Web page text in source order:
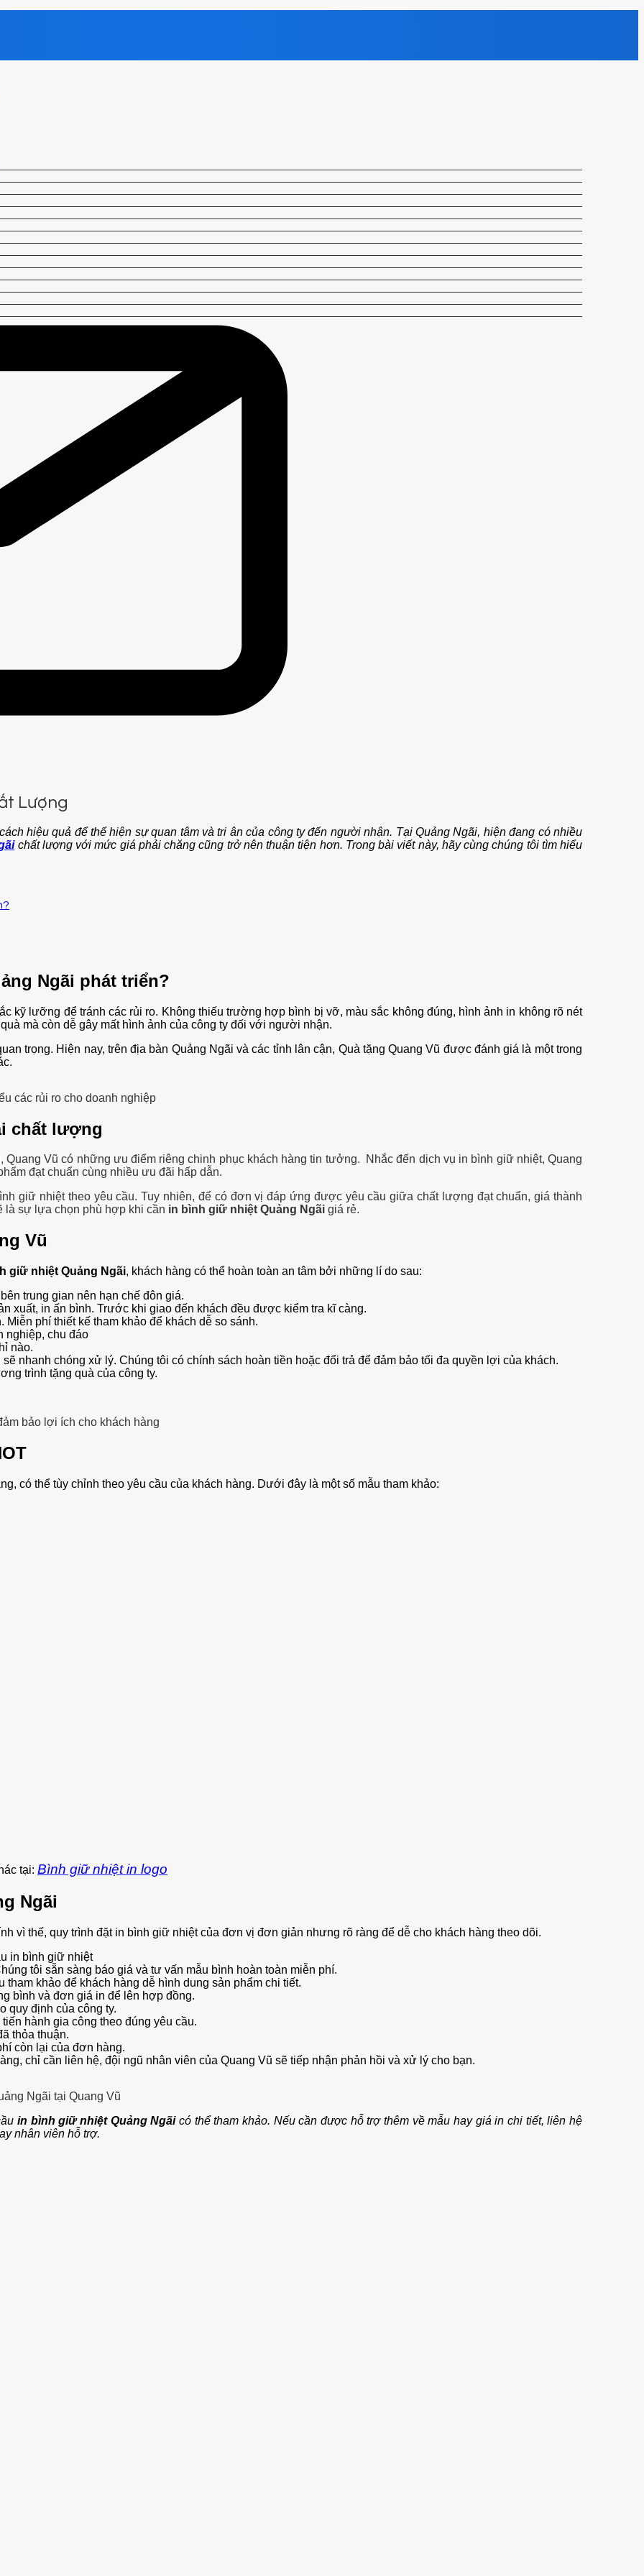
Lượng
hiệu quả để thể hiện sự quan tâm và tri ân của công ty đến người nhận. Tại Quảng Ngãi, hiện đang có nhiều
chất lượng với mức giá phải chăng cũng trở nên thuận tiện hơn. Trong bài viết này, hãy cùng chúng tôi tìm hiểu
Ngãi phát triển?
kỹ lưỡng để tránh các rủi ro. Không thiếu trường hợp bình bị vỡ, màu sắc không đúng, hình ảnh in không rõ nét
mà còn dễ gây mất hình ảnh của công ty đối với người nhận.
trọng. Hiện nay, trên địa bàn Quảng Ngãi và các tỉnh lân cận, Quà tặng Quang Vũ được đánh giá là một trong
các rủi ro cho doanh nghiệp
chất lượng
Vũ có những ưu điểm riêng chinh phục khách hàng tin tưởng. Nhắc đến dịch vụ in bình giữ nhiệt, Quang
đạt chuẩn cùng nhiều ưu đãi hấp dẫn.
giữ nhiệt theo yêu cầu. Tuy nhiên, để có đơn vị đáp ứng được yêu cầu giữa chất lượng đạt chuẩn, giá thành
là sự lựa chọn phù hợp khi cần in bình giữ nhiệt Quảng Ngãi giá rẻ.
Vũ
giữ nhiệt Quảng Ngãi, khách hàng có thể hoàn toàn an tâm bởi những lí do sau:
trung gian nên hạn chế đôn giá.
xuất, in ấn bình. Trước khi giao đến khách đều được kiểm tra kĩ càng.
phí thiết kế tham khảo để khách dễ so sánh.
nghiệp, chu đáo
nào.
nhanh chóng xử lý. Chúng tôi có chính sách hoàn tiền hoặc đổi trả để đảm bảo tối đa quyền lợi của khách.
trình tặng quà của công ty.
bảo lợi ích cho khách hàng
có thể tùy chỉnh theo yêu cầu của khách hàng. Dưới đây là một số mẫu tham khảo:
tại: Bình giữ nhiệt in logo
Ngãi
vì thế, quy trình đặt in bình giữ nhiệt của đơn vị đơn giản nhưng rõ ràng để dễ cho khách hàng theo dõi.
in bình giữ nhiệt
tôi sẵn sàng báo giá và tư vấn mẫu bình hoàn toàn miễn phí.
khảo để khách hàng dễ hình dung sản phẩm chi tiết.
bình và đơn giá in để lên hợp đồng.
quy định của công ty.
hành gia công theo đúng yêu cầu.
thỏa thuận.
còn lại của đơn hàng.
chỉ cần liên hệ, đội ngũ nhân viên của Quang Vũ sẽ tiếp nhận phản hồi và xử lý cho bạn.
Ngãi tại Quang Vũ
in bình giữ nhiệt Quảng Ngãicó thể tham khảo. Nếu cần được hỗ trợ thêm về mẫu hay giá in chi tiết, liên hệ
nhân viên hỗ trợ.